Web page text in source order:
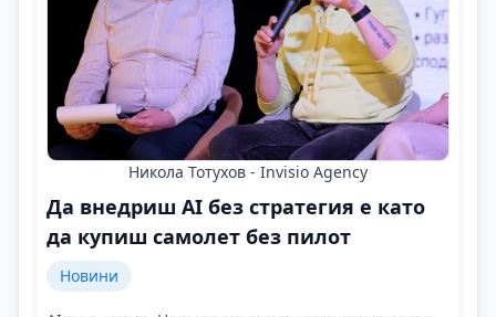
Никола Тотухов - Invisio Agency
Да внедриш AI без стратегия е като
да купиш самолет без пилот
Новини